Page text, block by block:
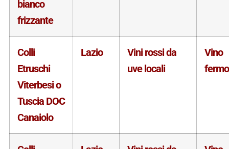
bianco
frizzante
Colli
Etruschi
Viterbesi o
Tuscia DOC
Canaiolo
Lazio
Vini rossi da
uve locali
Vino
fermo